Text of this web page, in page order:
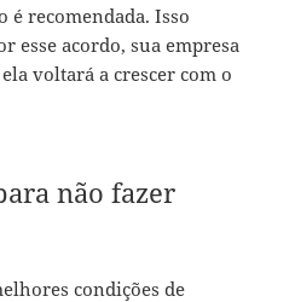
é recomendada. Isso
esse acordo, sua empresa
voltará a crescer com o
não fazer
condições de